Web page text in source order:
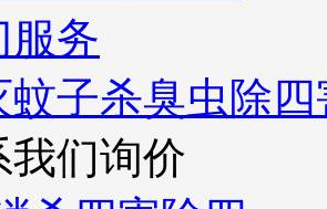
蚊子杀臭虫除
我们询价